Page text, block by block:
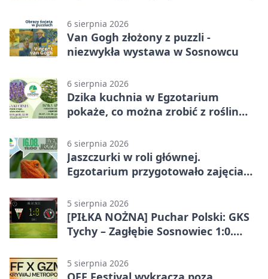
6 sierpnia 2026
Van Gogh złożony z puzzli -
niezwykła wystawa w Sosnowcu
6 sierpnia 2026
Dzika kuchnia w Egzotarium
pokaże, co można zrobić z roślin
6 sierpnia 2026
Jaszczurki w roli głównej.
Egzotarium przygotowało zajęcia
5 sierpnia 2026
[PIŁKA NOŻNA] Puchar Polski: GKS
Tychy – Zagłębie Sosnowiec 1:0.
przed przerwą
5 sierpnia 2026